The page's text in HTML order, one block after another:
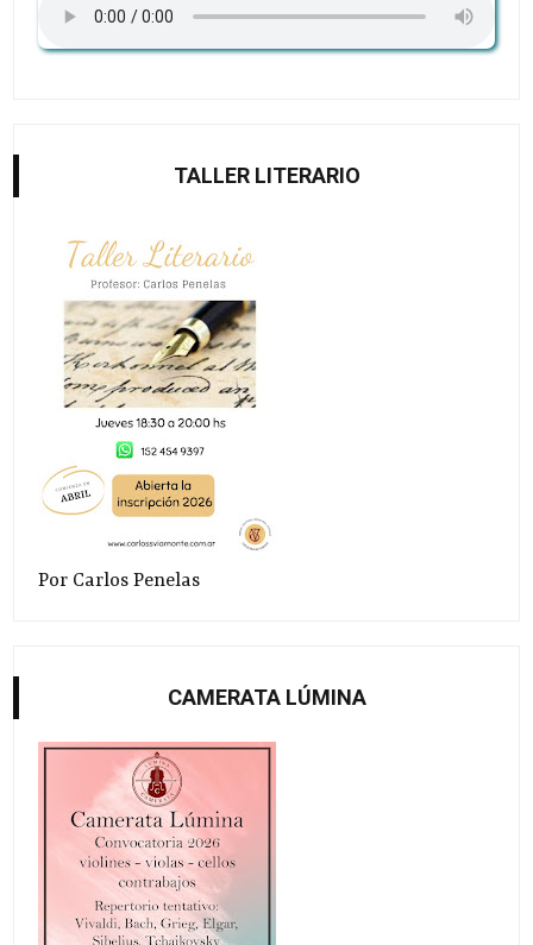
TALLER LITERARIO
Por Carlos Penelas
CAMERATA LÚMINA